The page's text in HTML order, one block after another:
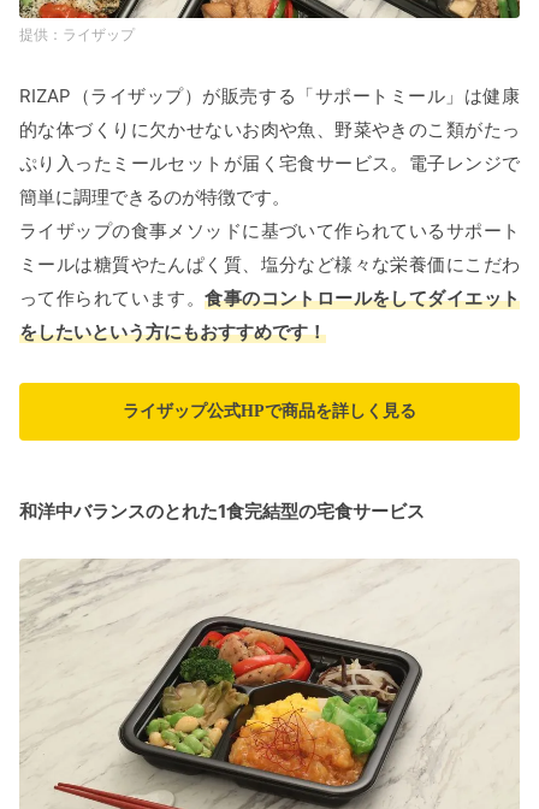
ライザップ
RIZAP（ライザップ）が販売する「サポートミール」は健康
的な体づくりに欠かせないお肉や魚、野菜やきのこ類がたっ
ぷり入ったミールセットが届く宅食サービス。電子レンジで
簡単に調理できるのが特徴です。
ライザップの食事メソッドに基づいて作られているサポート
ミールは糖質やたんぱく質、塩分など様々な栄養価にこだわ
って作られています。食事のコントロールをしてダイエット
をしたいという方にもおすすめです！
ライザップ公式HPで商品を詳しく見る
和洋中バランスのとれた1食完結型の宅食サービス